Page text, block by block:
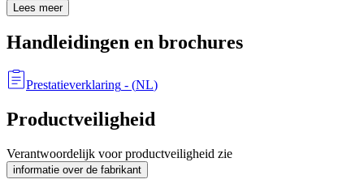
Lees meer
Handleidingen en brochures
Prestatieverklaring - (NL)
Productveiligheid
Verantwoordelijk voor productveiligheid zie
informatie over de fabrikant